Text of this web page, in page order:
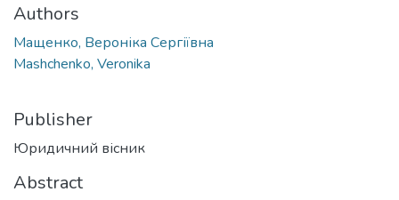
Authors
Мащенко, Вероніка Сергіївна
Mashchenko, Veronika
Publisher
Юридичний вісник
Abstract